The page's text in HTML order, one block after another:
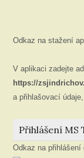
Odkaz na stažení
V aplikaci zadejte
https://
a přihlašovací
Přihlášení MS
Odkaz na